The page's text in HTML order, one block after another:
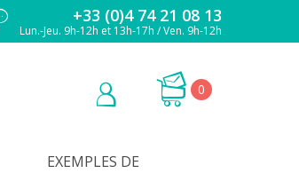
+33 (0)4 74 21 08 13
Lun.-Jeu. 9h-12h et 13h-17h / Ven. 9h-12h
0
EXEMPLES DE